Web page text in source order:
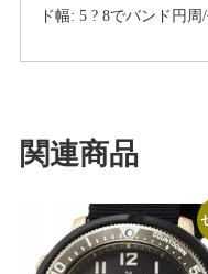
ド幅: 5 ? 8でバンド円
関連商品